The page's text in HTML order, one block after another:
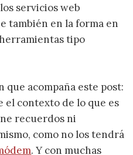
servicios web
también en la forma en
tipo
que acompaña este post:
el contexto de lo que es
recuerdos ni
como no los tendrá
. Y con muchas